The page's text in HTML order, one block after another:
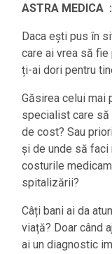
ASTRA MEDICA
Daca ești pus în
care ai vrea să fie
ți-ai dori pentru
Găsirea celui mai
specialist care
de cost? Sau
și de unde să faci
costurile
spitalizării?
Câți bani ai da
viață? Doar când
ai un diagnostic